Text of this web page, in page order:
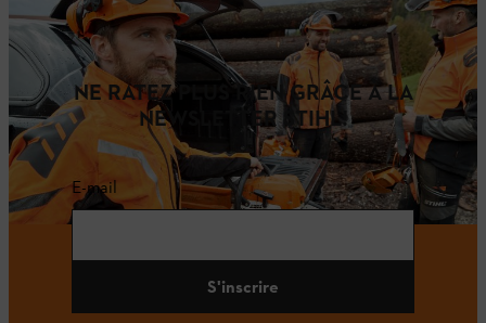
NE RATEZ PLUS RIEN GRÂCE À LA
NEWSLETTER STIHL!
E-mail
S'inscrire